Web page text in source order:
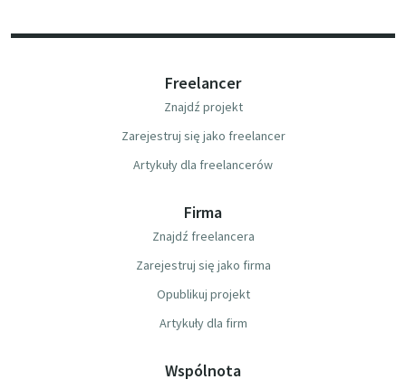
Freelancer
Znajdź projekt
Zarejestruj się jako freelancer
Artykuły dla freelancerów
Firma
Znajdź freelancera
Zarejestruj się jako firma
Opublikuj projekt
Artykuły dla firm
Wspólnota